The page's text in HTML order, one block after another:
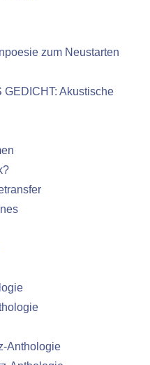
zum Neustarten
GEDICHT: Akustische
Anthologie